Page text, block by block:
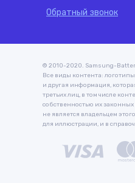
Обратный звонок
© 2010-2020. Samsung-
Все виды контента:
и другая информация,
третьих лиц, в том числе
собственностью их
не является владельцем
для иллюстрации, и в